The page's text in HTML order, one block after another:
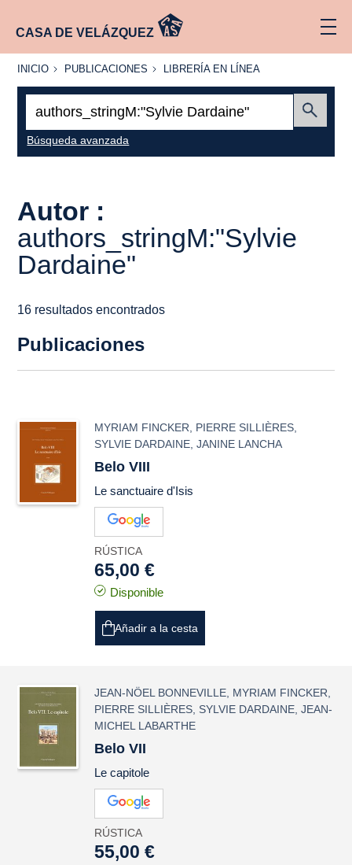
CASA DE VELÁZQUEZ
INICIO
INICIO PUBLICACIONES
PUBLICACIONES
LIBRERÍA
LÍNEA
LIBRERÍA EN LÍNEA
Búsqueda avanzada
Autor :
authors_stringM:"Sylvie
Dardaine"
16 resultados encontrados
Publicaciones
MYRIAM FINCKER PIERRE SILLIÈRES
SYLVIE DARDAINE ,JANINE LANCHA
Belo VIII
Le sanctuaire d'Isis
RÚSTICA
65,00 €
Disponible
Añadir a la cesta
JEAN-NÖEL BONNEVILLE MYRIAM FINCKER
PIERRE SILLIÈRES SYLVIE DARDAINE ,JEAN-
MICHEL LABARTHE
Belo VII
Le capitole
RÚSTICA
55,00 €